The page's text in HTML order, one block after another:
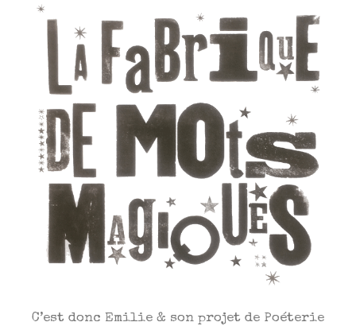
C’est donc Emilie & son projet de Poéterie